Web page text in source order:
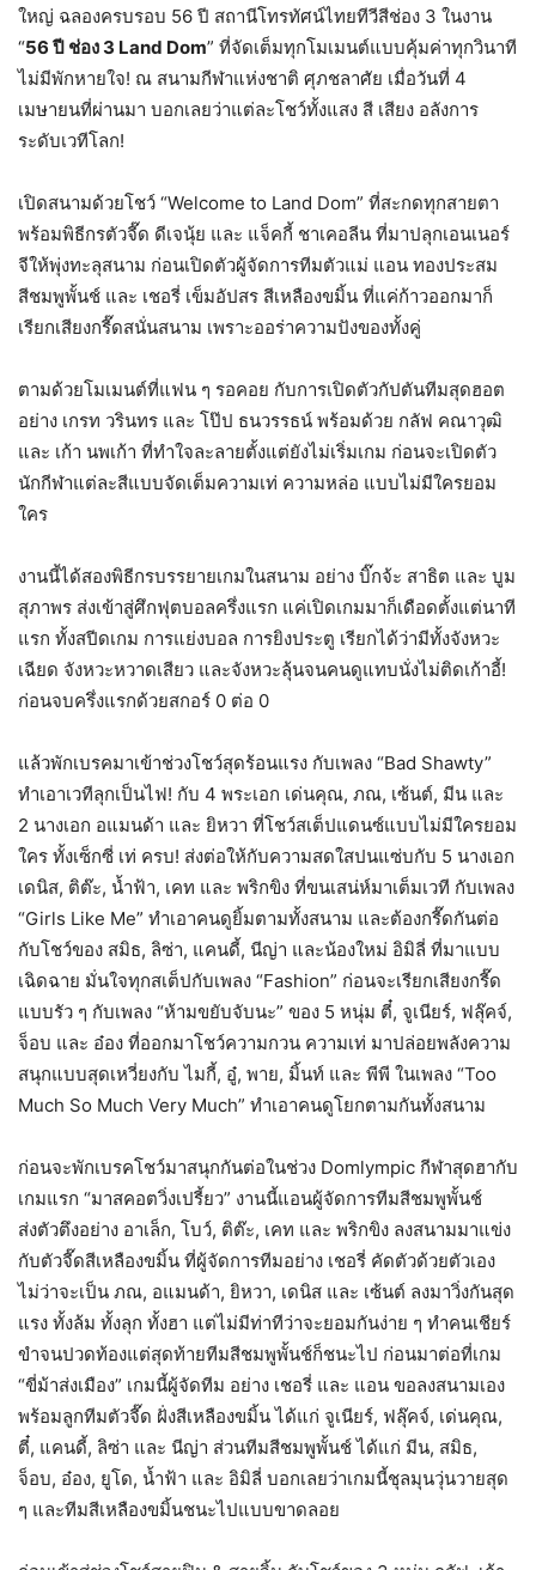
ใหญ่ ฉลองครบรอบ 56 ปี สถานีโทรทัศน์ไทยทีวีสีช่อง 3 ในงาน
“56 ปี ช่อง 3 Land Dom” ที่จัดเต็มทุกโมเมนต์แบบคุ้มค่าทุกวินาที
ไม่มีพักหายใจ! ณ สนามกีฬาแห่งชาติ ศุภชลาศัย เมื่อวันที่ 4
เมษายนที่ผ่านมา บอกเลยว่าแต่ละโชว์ทั้งแสง สี เสียง อลังการ
ระดับเวทีโลก!
เปิดสนามด้วยโชว์ “Welcome to Land Dom” ที่สะกดทุกสายตา
พร้อมพิธีกรตัวจี๊ด ดีเจนุ้ย และ แจ็คกี้ ชาเคอลีน ที่มาปลุกเอนเนอร์
จีให้พุ่งทะลุสนาม ก่อนเปิดตัวผู้จัดการทีมตัวแม่ แอน ทองประสม
สีชมพูพั้นช์ และ เชอรี่ เข็มอัปสร สีเหลืองขมิ้น ที่แค่ก้าวออกมาก็
เรียกเสียงกรี๊ดสนั่นสนาม เพราะออร่าความปังของทั้งคู่
ตามด้วยโมเมนต์ที่แฟน ๆ รอคอย กับการเปิดตัวกัปตันทีมสุดฮอต
อย่าง เกรท วรินทร และ โป๊ป ธนวรรธน์ พร้อมด้วย กลัฟ คณาวุฒิ
และ เก้า นพเก้า ที่ทำใจละลายตั้งแต่ยังไม่เริ่มเกม ก่อนจะเปิดตัว
นักกีฬาแต่ละสีแบบจัดเต็มความเท่ ความหล่อ แบบไม่มีใครยอม
ใคร
งานนี้ได้สองพิธีกรบรรยายเกมในสนาม อย่าง บิ๊กจ้ะ สาธิต และ บูม
สุภาพร ส่งเข้าสู่ศึกฟุตบอลครึ่งแรก แค่เปิดเกมมาก็เดือดตั้งแต่นาที
แรก ทั้งสปีดเกม การแย่งบอล การยิงประตู เรียกได้ว่ามีทั้งจังหวะ
เฉียด จังหวะหวาดเสียว และจังหวะลุ้นจนคนดูแทบนั่งไม่ติดเก้าอี้!
ก่อนจบครึ่งแรกด้วยสกอร์ 0 ต่อ 0
แล้วพักเบรคมาเข้าช่วงโชว์สุดร้อนแรง กับเพลง “Bad Shawty”
ทำเอาเวทีลุกเป็นไฟ! กับ 4 พระเอก เด่นคุณ, ภณ, เซ้นต์, มีน และ
2 นางเอก อแมนด้า และ ยิหวา ที่โชว์สเต็ปแดนซ์แบบไม่มีใครยอม
ใคร ทั้งเซ็กซี่ เท่ ครบ! ส่งต่อให้กับความสดใสปนแซ่บกับ 5 นางเอก
เดนิส, ติต๊ะ, น้ำฟ้า, เคท และ พริกขิง ที่ขนเสน่ห์มาเต็มเวที กับเพลง
“Girls Like Me” ทำเอาคนดูยิ้มตามทั้งสนาม และต้องกรี๊ดกันต่อ
กับโชว์ของ สมิธ, ลิซ่า, แคนดี้, นีญ่า และน้องใหม่ อิมิลี่ ที่มาแบบ
เฉิดฉาย มั่นใจทุกสเต็ปกับเพลง “Fashion” ก่อนจะเรียกเสียงกรี๊ด
แบบรัว ๆ กับเพลง “ห้ามขยับจับนะ” ของ 5 หนุ่ม ตี๋, จูเนียร์, ฟลุ๊คจ์,
จ็อบ และ อ๋อง ที่ออกมาโชว์ความกวน ความเท่ มาปล่อยพลังความ
สนุกแบบสุดเหวี่ยงกับ ไมกี้, อู๋, พาย, มิ้นท์ และ พีพี ในเพลง “Too
Much So Much Very Much” ทำเอาคนดูโยกตามกันทั้งสนาม
ก่อนจะพักเบรคโชว์มาสนุกกันต่อในช่วง Domlympic กีฬาสุดฮากับ
เกมแรก “มาสคอตวิ่งเปรี้ยว” งานนี้แอนผู้จัดการทีมสีชมพูพั้นช์
ส่งตัวตึงอย่าง อาเล็ก, โบว์, ติต๊ะ, เคท และ พริกขิง ลงสนามมาแข่ง
กับตัวจี๊ดสีเหลืองขมิ้น ที่ผู้จัดการทีมอย่าง เชอรี่ คัดตัวด้วยตัวเอง
ไม่ว่าจะเป็น ภณ, อแมนด้า, ยิหวา, เดนิส และ เซ้นต์ ลงมาวิ่งกันสุด
แรง ทั้งล้ม ทั้งลุก ทั้งฮา แต่ไม่มีท่าทีว่าจะยอมกันง่าย ๆ ทำคนเชียร์
ขำจนปวดท้องแต่สุดท้ายทีมสีชมพูพั้นช์ก็ชนะไป ก่อนมาต่อที่เกม
“ขี่ม้าส่งเมือง” เกมนี้ผู้จัดทีม อย่าง เชอรี่ และ แอน ขอลงสนามเอง
พร้อมลูกทีมตัวจี๊ด ฝั่งสีเหลืองขมิ้น ได้แก่ จูเนียร์, ฟลุ๊คจ์, เด่นคุณ,
ตี๋, แคนดี้, ลิซ่า และ นีญ่า ส่วนทีมสีชมพูพั้นช์ ได้แก่ มีน, สมิธ,
จ็อบ, อ๋อง, ยูโด, น้ำฟ้า และ อิมิลี่ บอกเลยว่าเกมนี้ชุลมุนวุ่นวายสุด
ๆ และทีมสีเหลืองขมิ้นชนะไปแบบขาดลอย